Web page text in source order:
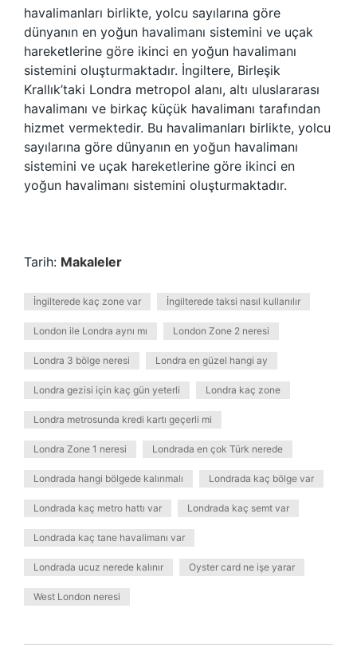
havalimanları birlikte, yolcu sayılarına göre
dünyanın en yoğun havalimanı sistemini ve uçak
hareketlerine göre ikinci en yoğun havalimanı
sistemini oluşturmaktadır. İngiltere, Birleşik
Krallık’taki Londra metropol alanı, altı uluslararası
havalimanı ve birkaç küçük havalimanı tarafından
hizmet vermektedir. Bu havalimanları birlikte, yolcu
sayılarına göre dünyanın en yoğun havalimanı
sistemini ve uçak hareketlerine göre ikinci en
yoğun havalimanı sistemini oluşturmaktadır.
Tarih: Makaleler
İngilterede kaç zone var İngilterede taksi nasıl kullanılır
London ile Londra aynı mı London Zone 2 neresi
Londra 3 bölge neresi Londra en güzel hangi ay
Londra gezisi için kaç gün yeterli Londra kaç zone
Londra metrosunda kredi kartı geçerli mi
Londra Zone 1 neresi Londrada en çok Türk nerede
Londrada hangi bölgede kalınmalı Londrada kaç bölge var
Londrada kaç metro hattı var Londrada kaç semt var
Londrada kaç tane havalimanı var
Londrada ucuz nerede kalınır Oyster card ne işe yarar
West London neresi